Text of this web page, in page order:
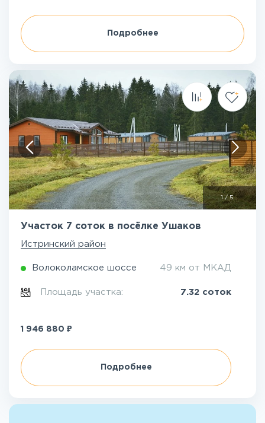
Подробнее
1/5
Участок 7 соток в посёлке Ушаков
Истринский район
Волоколамское шоссе 49 км от МКАД
Площадь участка: 7.32 соток
1 946 880 ₽
Подробнее